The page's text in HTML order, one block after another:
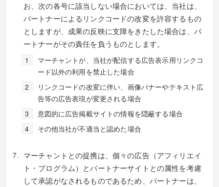
お、次の各号に該当しない場合においては、当社は、
パートナーによるリンクコードの改変を許容するもの
としますが、成果の反映に支障をきたした場合は、パ
ートナーがその責任を負うものとします。
マーチャントが、当社が配信する広告表示用リンクコ
ード以外の利用を禁止した場合
リンクコードの改変に伴い、画像バナーやテキスト広
告等の広告表現が変更される場合
意図的に広告掲載サイトの情報を隠蔽する場合
その他当社が不適当と認めた場合
マーチャントとの提携は、個々の広告（アフィリエイ
ト・プログラム）とパートナーサイトとの属性を考慮
して承認がなされるものであるため、パートナーは、